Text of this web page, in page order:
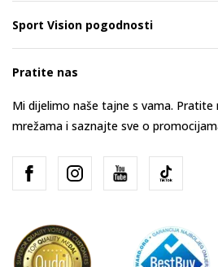
Sport Vision pogodnosti
Pratite nas
Mi dijelimo naše tajne s vama. Pratite
mrežama i saznajte sve o